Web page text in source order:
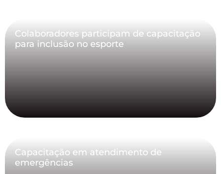
Colaboradores participam de capacitação
para inclusão no esporte
Capacitação em atendimento de
emergências